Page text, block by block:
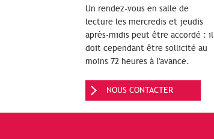
Un rendez-vous en salle de
lecture les mercredis et jeudis
après-midis peut être accordé : il
doit cependant être sollicité au
moins 72 heures à l'avance.
NOUS CONTACTER